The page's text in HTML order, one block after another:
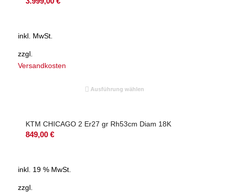
inkl. MwSt.
zzgl.
Versandkosten
Ausführung wählen
KTM CHICAGO 2 Er27 gr Rh53cm Diam 18K
849,00 €
inkl. 19 % MwSt.
zzgl.